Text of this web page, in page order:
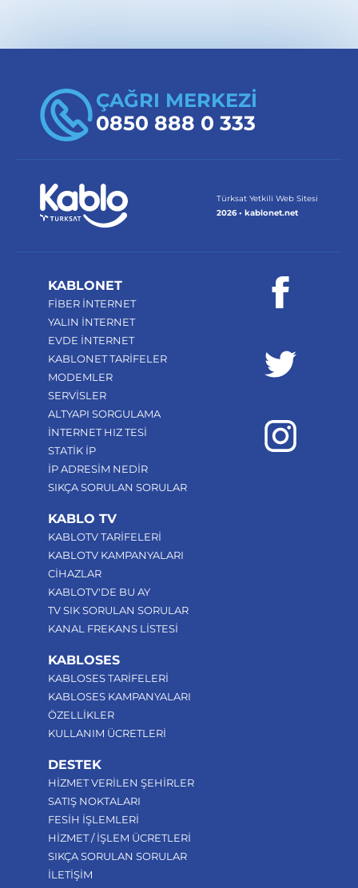
ÇAĞRI MERKEZİ
0850 888 0 333
Türksat Yetkili Web Sitesi
2026 • kablonet.net
KABLONET
FİBER İNTERNET
YALIN İNTERNET
EVDE İNTERNET
KABLONET TARİFELER
MODEMLER
SERVİSLER
ALTYAPI SORGULAMA
İNTERNET HIZ TESİ
STATİK İP
İP ADRESİM NEDİR
SIKÇA SORULAN SORULAR
KABLO TV
KABLOTV TARİFELERİ
KABLOTV KAMPANYALARI
CİHAZLAR
KABLOTV'DE BU AY
TV SIK SORULAN SORULAR
KANAL FREKANS LİSTESİ
KABLOSES
KABLOSES TARİFELERİ
KABLOSES KAMPANYALARI
ÖZELLİKLER
KULLANIM ÜCRETLERİ
DESTEK
HİZMET VERİLEN ŞEHİRLER
SATIŞ NOKTALARI
FESİH İŞLEMLERİ
HİZMET / İŞLEM ÜCRETLERİ
SIKÇA SORULAN SORULAR
İLETİŞİM